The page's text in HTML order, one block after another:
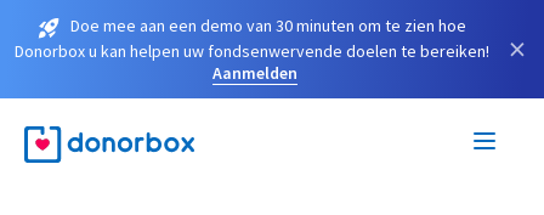
Doe mee aan een demo van 30 minuten om te zien hoe
Donorbox u kan helpen uw fondsenwervende doelen te bereiken!
Aanmelden
×